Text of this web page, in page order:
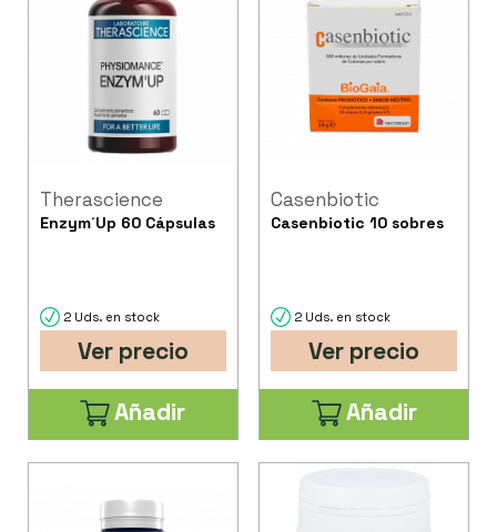
Therascience
Enzym´Up 60 Cápsulas
2 Uds. en stock
Ver precio
Añadir
Casenbiotic
Casenbiotic 10 sobres
2 Uds. en stock
Ver precio
Añadir